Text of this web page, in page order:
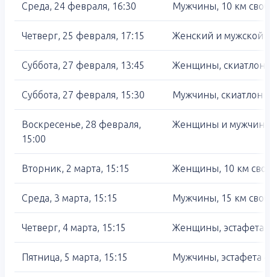
Среда, 24 февраля, 16:30 Мужчины, 10 км
Четверг, 25 февраля, 17:15 Женский и мужской
Суббота, 27 февраля, 13:45 Женщины, скиатлон
Суббота, 27 февраля, 15:30 Мужчины, скиатлон
Воскресенье, 28 февраля,
15:00
Женщины и
Вторник, 2 марта, 15:15 Женщины, 10 км
Среда, 3 марта, 15:15 Мужчины, 15 км
Четверг, 4 марта, 15:15 Женщины, эстафета
Пятница, 5 марта, 15:15 Мужчины, эстафета